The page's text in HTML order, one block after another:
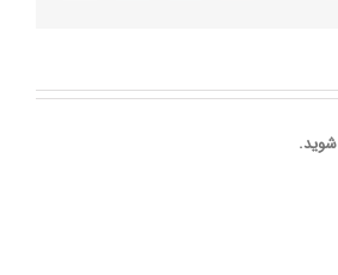
شوید.